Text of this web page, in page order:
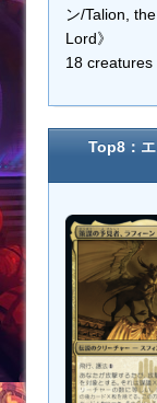
ン/Talion,
Lord》
18 creatures
Top8：